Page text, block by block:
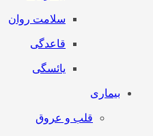
سلامت روان
قاعدگی
یائسگی
بیماری
قلب و عروق